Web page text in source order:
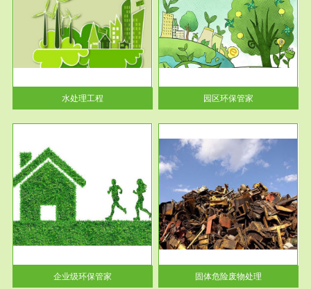
水处理工程
园区环保管家
2016 年 4 月，环保部下发《关
于积极发挥环境保护作用促进供
给侧结...
园区环保管家
企业级环保管家
服务范围
固体危险废物处理
固体废物解释：固体废物是指人
们在生产建设、日常生活和其他
活动中...
固体危险废物处理